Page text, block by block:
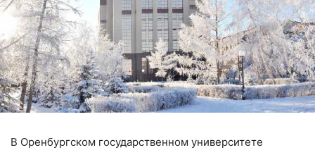
В Оренбургском государственном университете